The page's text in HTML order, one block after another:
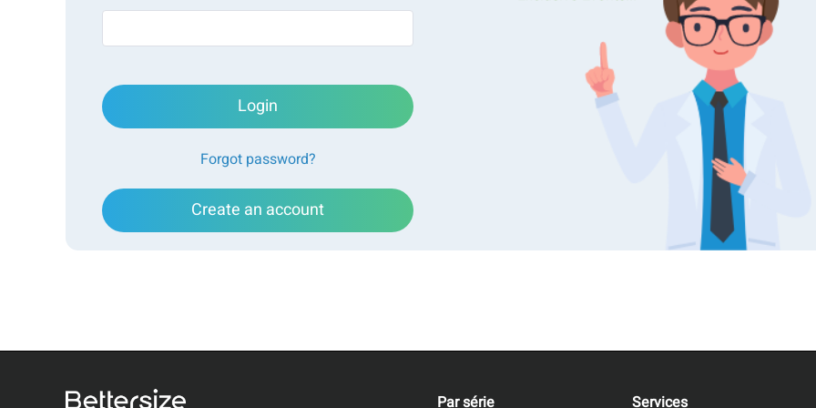
Login
Forgot password?
Create an account
Par série Services